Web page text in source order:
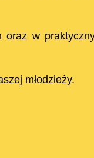
oraz w
młodzieży.